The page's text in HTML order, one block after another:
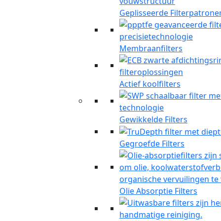
Geplisseerde
Membraanfilters
Actief koolfilters
Gewikkelde Filters
Gegroefde Filters
Olie Absorptie Filters